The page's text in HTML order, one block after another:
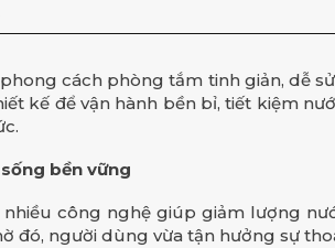
cách phòng tắm tinh giản, dễ
kế để vận hành bền bỉ, tiết kiệm
bền vững
công nghệ giúp giảm lượng
đó, người dùng vừa tận hưởng sự